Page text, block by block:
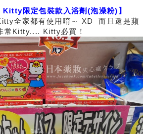
限定包裝款入浴劑(泡澡粉)】
全家都有使用唷～ XD 而且還是蘋
常Kitty.... Kitty必買！